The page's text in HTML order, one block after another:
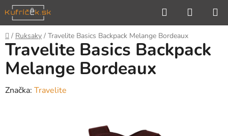
Prejsť
na
obsah
Hľadať
KOŠÍK
Domov
/ Ruksaky / Travelite Basics Backpack Melange Bordeaux
Travelite Basics Backpack
Melange Bordeaux
Značka: Travelite